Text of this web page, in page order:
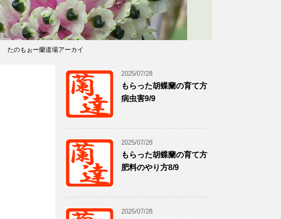
たのもぉー蘭道場アーカイ
2025/07/28
もらった胡蝶蘭の育て方
病虫害9/9
2025/07/28
もらった胡蝶蘭の育て方
肥料のやり方8/9
2025/07/28